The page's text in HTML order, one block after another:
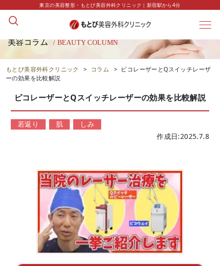
東京の美容整形・もとび美容外科クリニック｜新宿駅から4分
美容コラム / BEAUTY COLUMN
もとび美容外科クリニック > コラム > ピコレーザーとQスイッチレーザ
ーの効果を比較解説
ピコレーザーとQスイッチレーザーの効果を比較解説
若返り 肌 しみ
作成日:2025.7.8